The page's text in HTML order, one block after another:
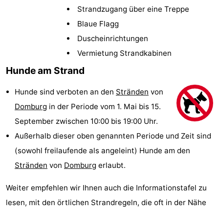
Wijngaerde
Ferienhäuser
Buitenhof
Domburg
Hof
Domburg
Westhove
Hotels
Zimmer
(mit
Lastminutes
Strandzugang über eine Treppe
Blaue Flagg
Duscheinrichtungen
Vermietung Strandkabinen
Hunde am Strand
Hunde sind verboten an den Stränden von
Domburg in der Periode vom 1. Mai bis 15.
September zwischen 10:00 bis 19:00 Uhr.
Außerhalb dieser oben genannten Periode und Zeit sind
(sowohl freilaufende als angeleint) Hunde am den
Stränden von Domburg erlaubt.
Weiter empfehlen wir Ihnen auch die Informationstafel zu
lesen, mit den örtlichen Strandregeln, die oft in der Nähe